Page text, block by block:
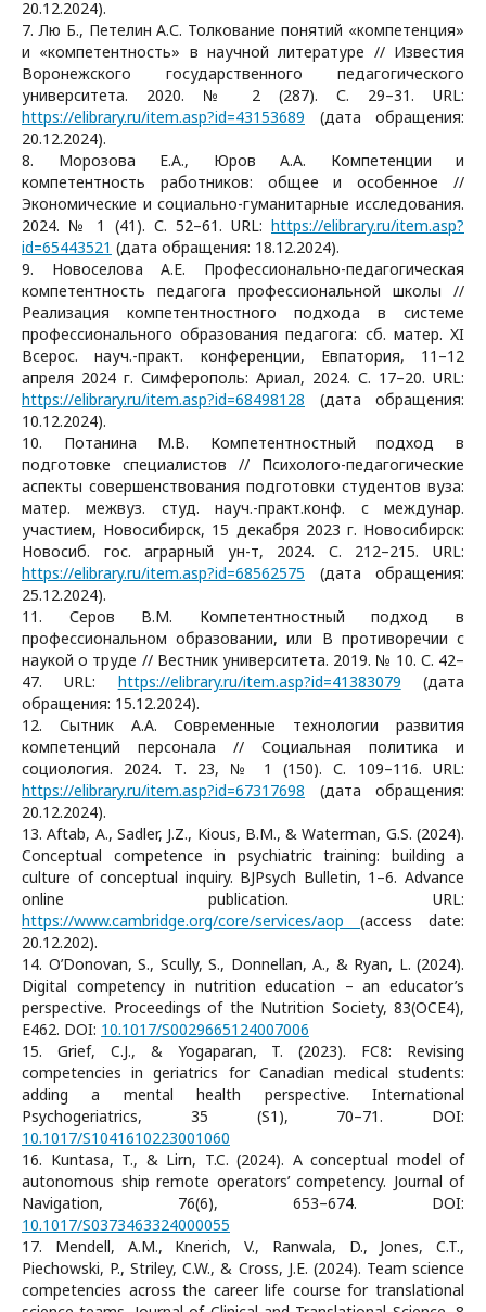
20.12.2024).
7. Лю Б., Петелин А.С. Толкование понятий «компетенция»
и «компетентность» в научной литературе // Известия
Воронежского государственного педагогического
университета. 2020. № 2 (287). С. 29–31. URL:
https://elibrary.ru/item.asp?id=43153689 (дата обращения:
20.12.2024).
8. Морозова Е.А., Юров А.А. Компетенции и
компетентность работников: общее и особенное //
Экономические и социально-гуманитарные исследования.
2024. № 1 (41). С. 52–61. URL: https://elibrary.ru/item.asp?
id=65443521 (дата обращения: 18.12.2024).
9. Новоселова А.Е. Профессионально-педагогическая
компетентность педагога профессиональной школы //
Реализация компетентностного подхода в системе
профессионального образования педагога: сб. матер. XI
Всерос. науч.-практ. конференции, Евпатория, 11–12
апреля 2024 г. Симферополь: Ариал, 2024. С. 17–20. URL:
https://elibrary.ru/item.asp?id=68498128 (дата обращения:
10.12.2024).
10. Потанина М.В. Компетентностный подход в
подготовке специалистов // Психолого-педагогические
аспекты совершенствования подготовки студентов вуза:
матер. межвуз. студ. науч.-практ.конф. с междунар.
участием, Новосибирск, 15 декабря 2023 г. Новосибирск:
Новосиб. гос. аграрный ун-т, 2024. С. 212–215. URL:
https://elibrary.ru/item.asp?id=68562575 (дата обращения:
25.12.2024).
11. Серов В.М. Компетентностный подход в
профессиональном образовании, или В противоречии с
наукой о труде // Вестник университета. 2019. № 10. С. 42–
47. URL: https://elibrary.ru/item.asp?id=41383079 (дата
обращения: 15.12.2024).
12. Сытник А.А. Современные технологии развития
компетенций персонала // Социальная политика и
социология. 2024. Т. 23, № 1 (150). С. 109–116. URL:
https://elibrary.ru/item.asp?id=67317698 (дата обращения:
20.12.2024).
13. Aftab, A., Sadler, J.Z., Kious, B.M., & Waterman, G.S. (2024).
Conceptual competence in psychiatric training: building a
culture of conceptual inquiry. BJPsych Bulletin, 1–6. Advance
online publication. URL:
https://www.cambridge.org/core/services/aop (access date:
20.12.202).
14. O’Donovan, S., Scully, S., Donnellan, A., & Ryan, L. (2024).
Digital competency in nutrition education – an educator’s
perspective. Proceedings of the Nutrition Society, 83(OCE4),
E462. DOI: 10.1017/S0029665124007006
15. Grief, C.J., & Yogaparan, T. (2023). FC8: Revising
competencies in geriatrics for Canadian medical students:
adding a mental health perspective. International
Psychogeriatrics, 35 (S1), 70–71. DOI:
10.1017/S1041610223001060
16. Kuntasa, T., & Lirn, T.C. (2024). A conceptual model of
autonomous ship remote operators’ competency. Journal of
Navigation, 76(6), 653–674. DOI:
10.1017/S0373463324000055
17. Mendell, A.M., Knerich, V., Ranwala, D., Jones, C.T.,
Piechowski, P., Striley, C.W., & Cross, J.E. (2024). Team science
competencies across the career life course for translational